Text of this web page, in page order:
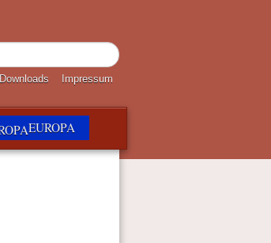
Downloads Impressum
EUROPA